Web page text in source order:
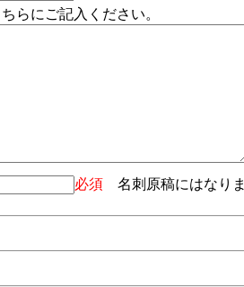
らにご記入ください。
必須 名刺原稿にはなり